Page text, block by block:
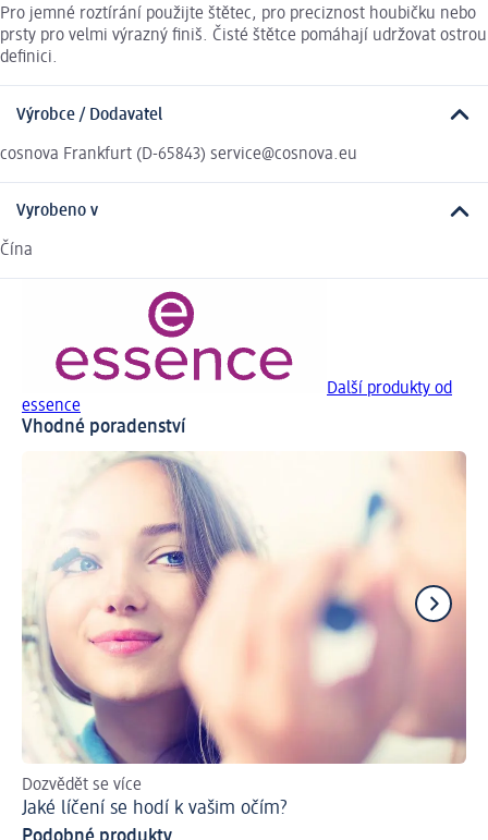
Pro jemné roztírání použijte štětec, pro preciznost houbičku nebo
prsty pro velmi výrazný finiš. Čisté štětce pomáhají udržovat ostrou
definici.
Výrobce / Dodavatel
cosnova Frankfurt (D-65843) service@cosnova.eu
Vyrobeno v
Čína
Další produkty od
essence
Vhodné poradenství
Dozvědět se více
Jaké líčení se hodí k vašim očím?